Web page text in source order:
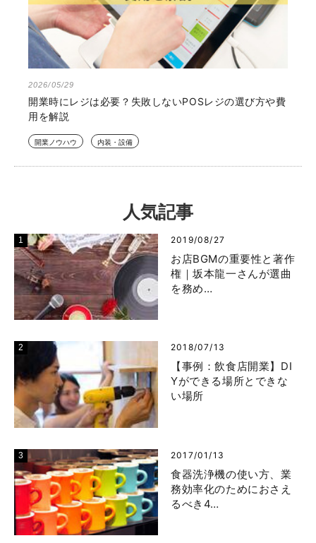
2026/05/29
開業時にレジは必要？失敗しないPOSレジの選び方や費
用を解説
開業ノウハウ 内装・設備
人気記事
2019/08/27
お店BGMの重要性と著作
権｜坂本龍一さんが選曲
を務め…
2018/07/13
【事例：飲食店開業】DI
Yができる場所とできな
い場所
2017/01/13
食器洗浄機の使い方、業
務効率化のためにおさえ
るべき4…